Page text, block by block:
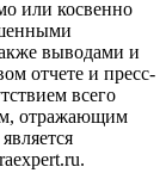
или косвенно
выводами и
отчете и пресс-
всего
отражающим